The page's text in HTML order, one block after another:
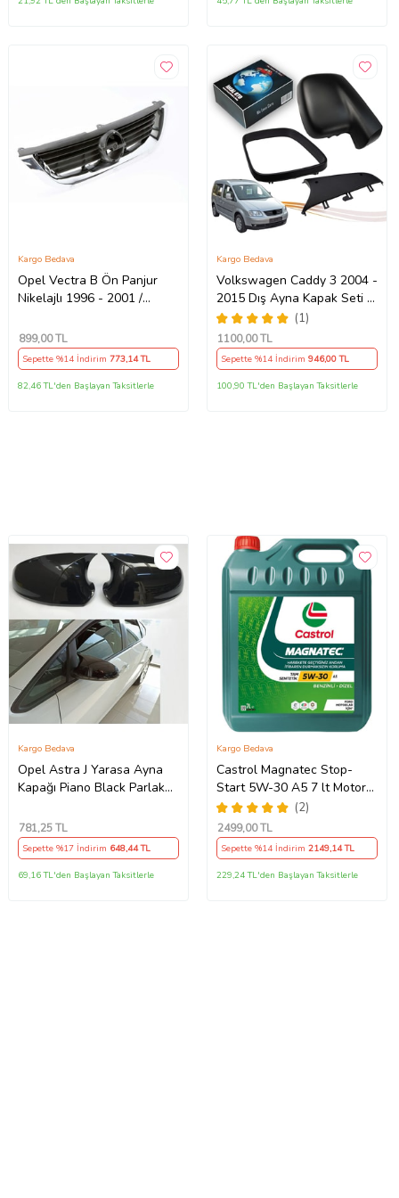
Opel Vectra B Ön Panjur
Nikelajlı 1996 - 2001 /
Kargo Bedava
899,00 TL
Sepette %14 İndirim773,14 TL
82,46 TL'den Başlayan Taksitlerle
Volkswagen Caddy 3 2004 -
2015 Dış Ayna Kapak Seti -
Sol 7E18575289 B9
(1)
Kargo Bedava
1100,00 TL
Sepette %14 İndirim946,00 TL
100,90 TL'den Başlayan Taksitlerle
Opel Astra J Yarasa Ayna
Kapağı Piano Black Parlak
Kargo Bedava
781,25 TL
Sepette %17 İndirim 648,44 TL
69,16 TL'den Başlayan Taksitlerle
Castrol Magnatec Stop-
Start 5W-30 A5 7 lt Motor
Yağı Ü.T 2024 (2)
Kargo Bedava
2499,00 TL
Sepette %14 İndirim2149,14 TL
229,24 TL'den Başlayan Taksitlerle